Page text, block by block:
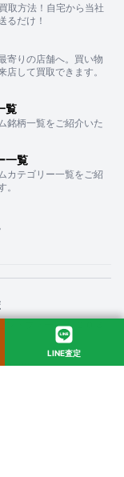
取方法！自宅から当社
るだけ！
寄りの店舗へ。買い物
店して買取できます。
覧
銘柄一覧をご紹介いた
一覧
カテゴリー一覧をご紹
。
トフォービル ２０３
LINE査定